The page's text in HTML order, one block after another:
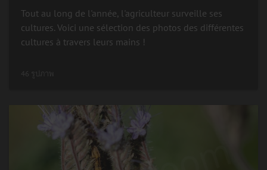
Tout au long de l'année, l'agriculteur surveille ses
cultures. Voici une sélection des photos des différentes
cultures à travers leurs mains !
46 รูปภาพ